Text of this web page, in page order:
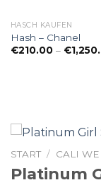
HASCH KAUFEN
Hash – Chanel
€210.00 – €
START / CALI
Platinum